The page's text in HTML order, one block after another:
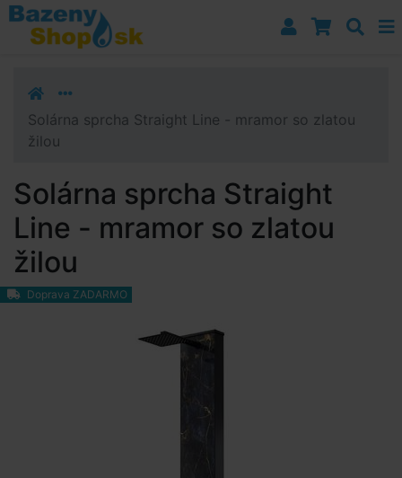
Prejsť k navigácii
Prejsť na obsah
Prejsť k bočnému stĺpci
Solárna sprcha Straight Line - mramor so zlatou
žilou
Solárna sprcha Straight
Line - mramor so zlatou
žilou
Doprava ZADARMO